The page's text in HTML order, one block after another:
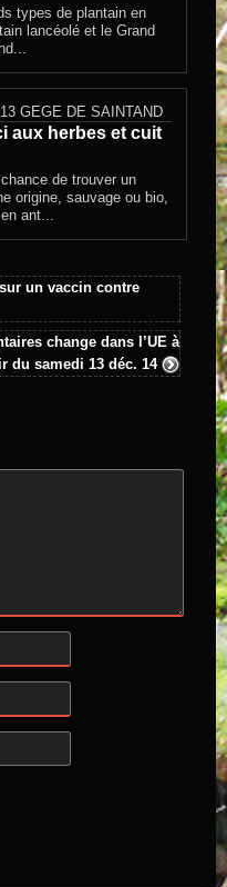
types de plantain en
lancéolé et le Grand
GEGE DE SAINTAND
aux herbes et cuit
de trouver un
origine, sauvage ou bio,
ant...
un vaccin contre
change dans l’UE à
du samedi 13 déc. 14